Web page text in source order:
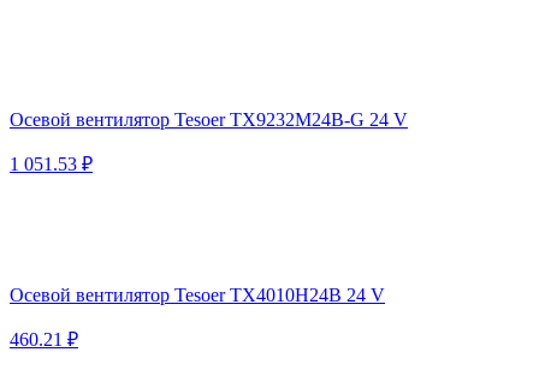
Осевой вентилятор Tesoer TX9232M24B-G 24 V
1 051.53 ₽
Осевой вентилятор Tesoer TX4010H24B 24 V
460.21 ₽